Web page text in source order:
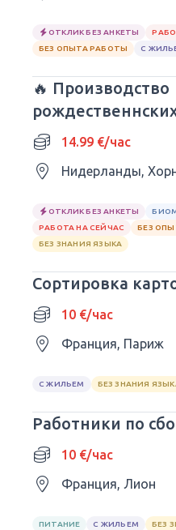
ОТКЛИК БЕЗ АНКЕТЫ
БЕЗ ОПЫТА РАБОТЫ
С
🔥 Производство
икебан14.99 €/час
Нидерланды,
ОТКЛИК БЕЗ АНКЕТЫ
РАБОТА НА СЕЙЧАС
БЕЗ
БЕЗ ЗНАНИЯ ЯЗЫКА
Сортировка
10 €/час
Франция, Париж
С ЖИЛЬЕМ БЕЗ ЗНАНИЯ
Работники по
10 €/час
Франция, Лион
ПИТАНИЕ С ЖИЛЬЕМ БЕЗ